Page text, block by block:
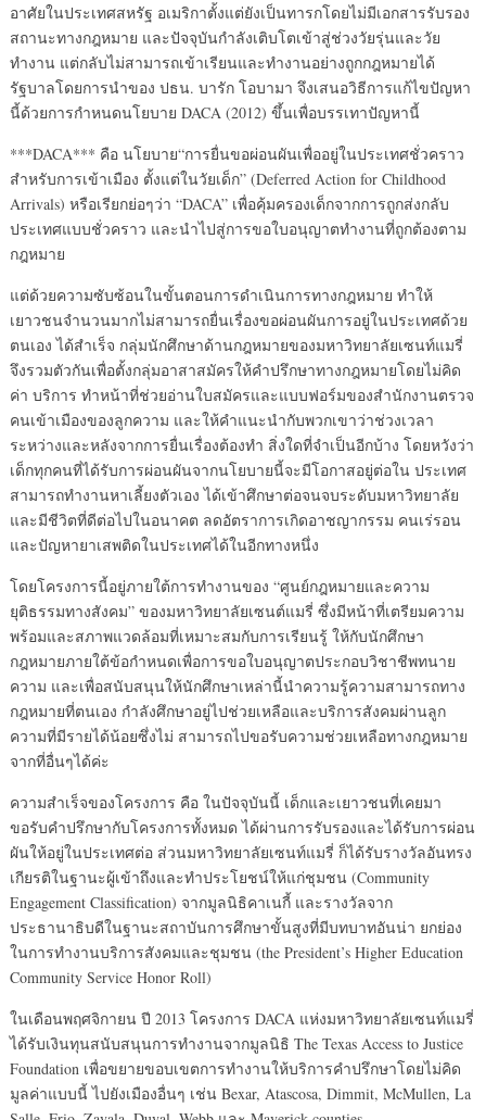
อาศัยในประเทศสหรัฐ อเมริกาตั้งแต่ยังเป็นทารกโดยไม่มีเอกสารรับรอง
สถานะทางกฎหมาย และปัจจุบันกำลังเติบโตเข้าสู่ช่วงวัยรุ่นและวัย
ทำงาน แต่กลับไม่สามารถเข้าเรียนและทำงานอย่างถูกกฎหมายได้
รัฐบาลโดยการนำของ ปธน. บารัก โอบามา จึงเสนอวิธีการแก้ไขปัญหา
นี้ด้วยการกำหนดนโยบาย DACA (2012) ขึ้นเพื่อบรรเทาปัญหานี้
***DACA*** คือ นโยบาย“การยื่นขอผ่อนผันเพื่ออยู่ในประเทศชั่วคราว
สำหรับการเข้าเมือง ตั้งแต่ในวัยเด็ก” (Deferred Action for Childhood
Arrivals) หรือเรียกย่อๆว่า “DACA” เพื่อคุ้มครองเด็กจากการถูกส่งกลับ
ประเทศแบบชั่วคราว และนำไปสู่การขอใบอนุญาตทำงานที่ถูกต้องตาม
กฎหมาย
แต่ด้วยความซับซ้อนในขั้นตอนการดำเนินการทางกฎหมาย ทำให้
เยาวชนจำนวนมากไม่สามารถยื่นเรื่องขอผ่อนผันการอยู่ในประเทศด้วย
ตนเอง ได้สำเร็จ กลุ่มนักศึกษาด้านกฎหมายของมหาวิทยาลัยเซนท์แมรี่
จึงรวมตัวกันเพื่อตั้งกลุ่มอาสาสมัครให้คำปรึกษาทางกฎหมายโดยไม่คิด
ค่า บริการ ทำหน้าที่ช่วยอ่านใบสมัครและแบบฟอร์มของสำนักงานตรวจ
คนเข้าเมืองของลูกความ และให้คำแนะนำกับพวกเขาว่าช่วงเวลา
ระหว่างและหลังจากการยื่นเรื่องต้องทำ สิ่งใดที่จำเป็นอีกบ้าง โดยหวังว่า
เด็กทุกคนที่ได้รับการผ่อนผันจากนโยบายนี้จะมีโอกาสอยู่ต่อใน ประเทศ
สามารถทำงานหาเลี้ยงตัวเอง ได้เข้าศึกษาต่อจนจบระดับมหาวิทยาลัย
และมีชีวิตที่ดีต่อไปในอนาคต ลดอัตราการเกิดอาชญากรรม คนเร่รอน
และปัญหายาเสพติดในประเทศได้ในอีกทางหนึ่ง
โดยโครงการนี้อยู่ภายใต้การทำงานของ “ศูนย์กฎหมายและความ
ยุติธรรมทางสังคม” ของมหาวิทยาลัยเซนต์แมรี่ ซึ่งมีหน้าที่เตรียมความ
พร้อมและสภาพแวดล้อมที่เหมาะสมกับการเรียนรู้ ให้กับนักศึกษา
กฎหมายภายใต้ข้อกำหนดเพื่อการขอใบอนุญาตประกอบวิชาชีพทนาย
ความ และเพื่อสนับสนุนให้นักศึกษาเหล่านี้นำความรู้ความสามารถทาง
กฎหมายที่ตนเอง กำลังศึกษาอยู่ไปช่วยเหลือและบริการสังคมผ่านลูก
ความที่มีรายได้น้อยซึ่งไม่ สามารถไปขอรับความช่วยเหลือทางกฎหมาย
จากที่อื่นๆได้ค่ะ
ความสำเร็จของโครงการ คือ ในปัจจุบันนี้ เด็กและเยาวชนที่เคยมา
ขอรับคำปรึกษากับโครงการทั้งหมด ได้ผ่านการรับรองและได้รับการผ่อน
ผันให้อยู่ในประเทศต่อ ส่วนมหาวิทยาลัยเซนท์แมรี่ ก็ได้รับรางวัลอันทรง
เกียรติในฐานะผู้เข้าถึงและทำประโยชน์ให้แก่ชุมชน (Community
Engagement Classification) จากมูลนิธิคาเนกี้ และรางวัลจาก
ประธานาธิบดีในฐานะสถาบันการศึกษาขั้นสูงที่มีบทบาทอันน่า ยกย่อง
ในการทำงานบริการสังคมและชุมชน (the President’s Higher Education
Community Service Honor Roll)
ในเดือนพฤศจิกายน ปี 2013 โครงการ DACA แห่งมหาวิทยาลัยเซนท์แมรี่
ได้รับเงินทุนสนับสนุนการทำงานจากมูลนิธิ The Texas Access to Justice
Foundation เพื่อขยายขอบเขตการทำงานให้บริการคำปรึกษาโดยไม่คิด
มูลค่าแบบนี้ ไปยังเมืองอื่นๆ เช่น Bexar, Atascosa, Dimmit, McMullen, La